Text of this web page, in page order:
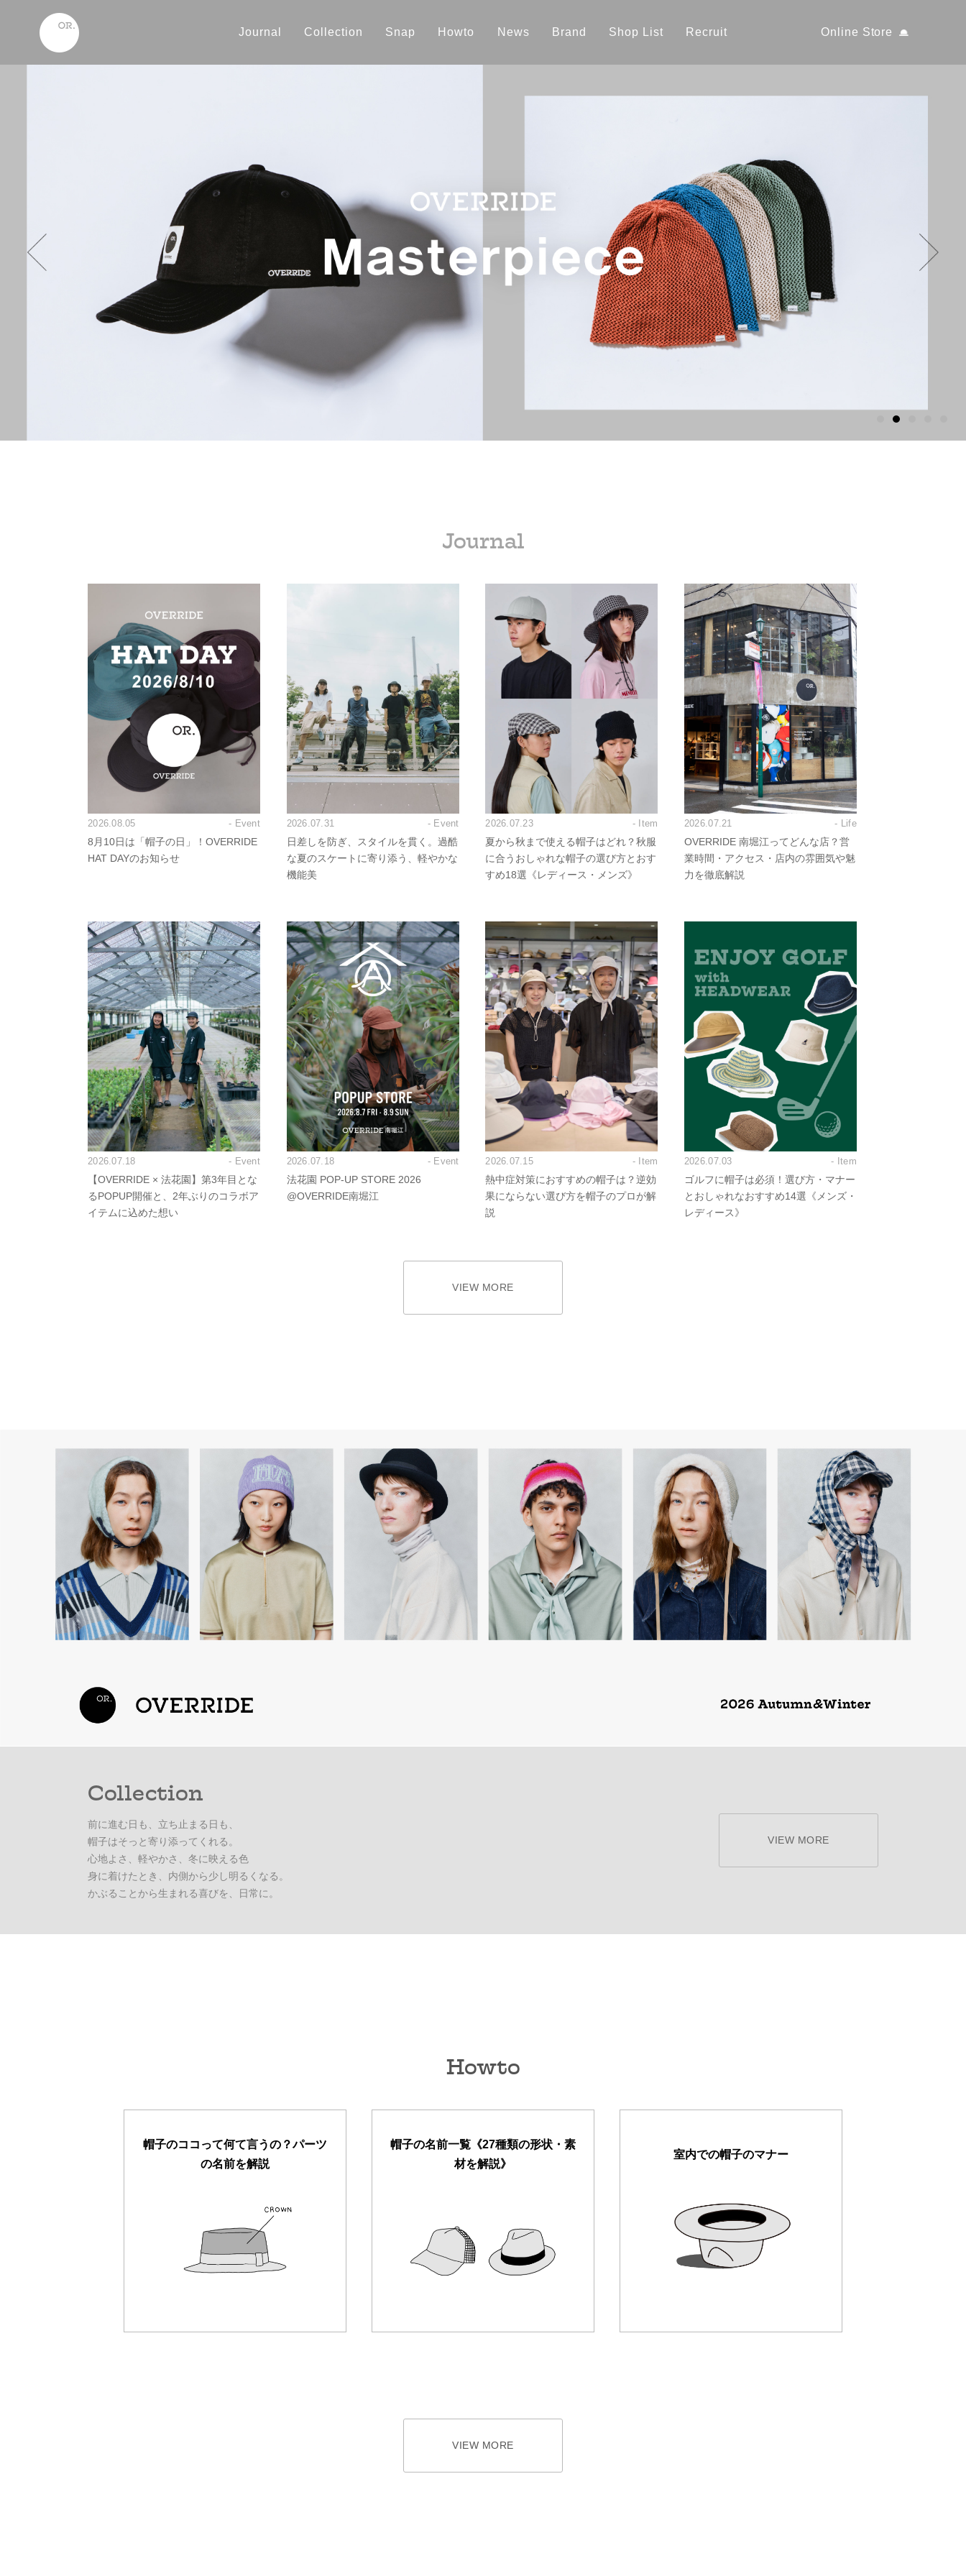
Online Store
Journal Collection Snap Howto News Brand Shop List Recruit
Journal
2026.08.05 - Event
8月10日は「帽子の日」！OVERRIDE
HAT DAYのお知らせ
2026.07.31 - Event
日差しを防ぎ、スタイルを貫く。過酷
な夏のスケートに寄り添う、軽やかな
機能美
2026.07.23 - Item
夏から秋まで使える帽子はどれ？秋服
に合うおしゃれな帽子の選び方とおす
すめ18選《レディース・メンズ》
2026.07.21 - Life
OVERRIDE 南堀江ってどんな店？営
業時間・アクセス・店内の雰囲気や魅
力を徹底解説
2026.07.18 - Event
【OVERRIDE × 法花園】第3年目とな
るPOPUP開催と、2年ぶりのコラボア
イテムに込めた想い
2026.07.18 - Event
法花園 POP-UP STORE 2026
@OVERRIDE南堀江
2026.07.15 - Item
熱中症対策におすすめの帽子は？逆効
果にならない選び方を帽子のプロが解
説
2026.07.03 - Item
ゴルフに帽子は必須！選び方・マナー
とおしゃれなおすすめ14選《メンズ・
レディース》
VIEW MORE
Collection
前に進む日も、立ち止まる日も、
帽子はそっと寄り添ってくれる。
心地よさ、軽やかさ、冬に映える色
身に着けたとき、内側から少し明るくなる。
かぶることから生まれる喜びを、日常に。
VIEW MORE
Howto
帽子のココって何て言うの？パーツ
の名前を解説
帽子の名前一覧《27種類の形状・素
材を解説》
室内での帽子のマナー
VIEW MORE